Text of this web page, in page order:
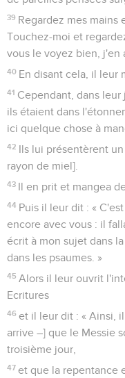
39 Regardez mes mains
Touchez-moi et
vous le voyez bien, j'en
40 En disant cela, il leur
41 Cependant, dans
ils étaient dans
ici quelque chose à
42 Ils lui présentèrent
rayon de miel].
43 Il en prit et mangea
44 Puis il leur dit : «
encore avec vous : il
écrit à mon sujet dans
dans les psaumes. »
45 Alors il leur ouvrit
Ecritures
46 et il leur dit : « Ainsi,
arrive –] que le Messie
troisième jour,
47 et que la repentance